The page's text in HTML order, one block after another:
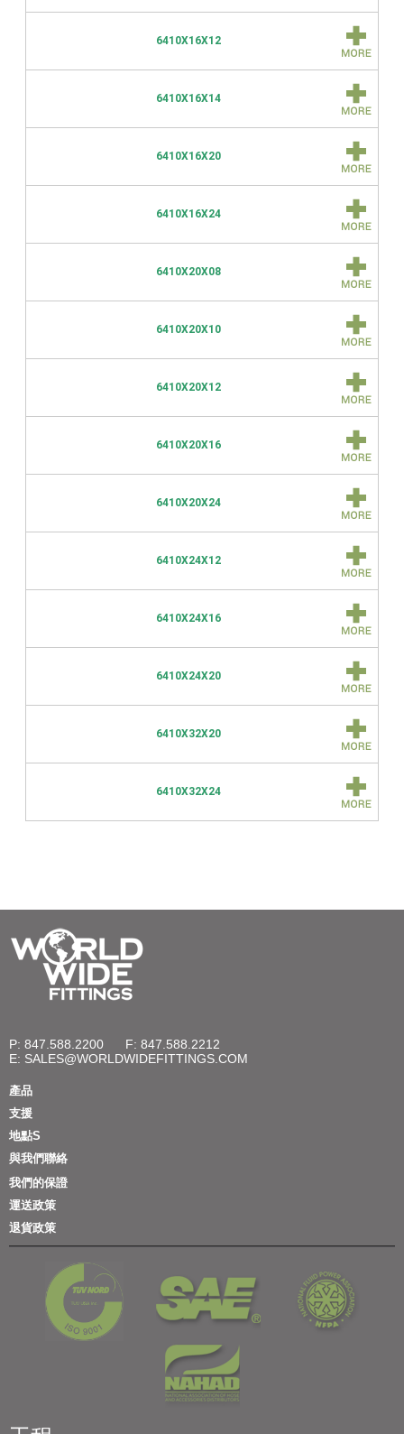
6410X16X12
6410X16X14
6410X16X20
6410X16X24
6410X20X08
6410X20X10
6410X20X12
6410X20X16
6410X20X24
6410X24X12
6410X24X16
6410X24X20
6410X32X20
6410X32X24
P: 847.588.2200
F: 847.588.2212
E: SALES@WORLDWIDEFITTINGS.COM
產品
支援
地點S
與我們聯絡
我們的保證
運送政策
退貨政策